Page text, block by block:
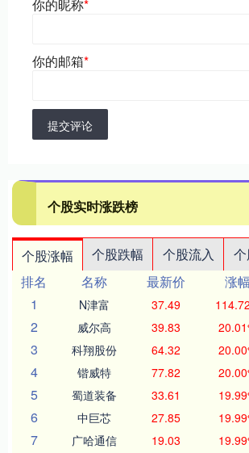
你的昵称*
你的邮箱*
提交评论
个股实时涨跌榜
个股涨幅 个股跌幅 个股流入
排名
名称 最新价 涨幅
1
N津富 37.49
2 威尔高 39.83
3 科翔股份 64.32
4 锴威特 77.82
5 蜀道装备 33.61
6 中巨芯 27.85
7 广哈通信 19.03